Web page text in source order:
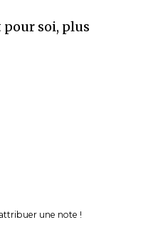
soi, plus
une note !